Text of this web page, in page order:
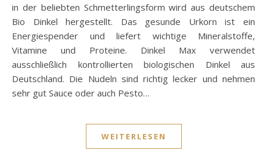
in der beliebten Schmetterlingsform wird aus deutschem
Bio Dinkel hergestellt. Das gesunde Urkorn ist ein
Energiespender und liefert wichtige Mineralstoffe,
Vitamine und Proteine. Dinkel Max verwendet
ausschließlich kontrollierten biologischen Dinkel aus
Deutschland. Die Nudeln sind richtig lecker und nehmen
sehr gut Sauce oder auch Pesto…
WEITERLESEN